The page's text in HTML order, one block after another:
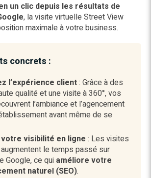
un clic depuis les résultats de
, la visite virtuelle Street View
maximale à votre business.
concrets​ :
l’expérience client: Grâce à des
qualité et une visite à 360°, vos
l’ambiance et l’agencement
avant même de se
visibilité en ligne : Les visites
le temps passé sur
Google, ce qui améliore votre
naturel (SEO).